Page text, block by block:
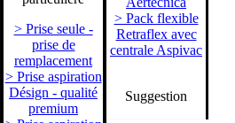
> Prise seule -
prise de
remplacement
> Prise aspiration
Désign - qualité
premium
> Pack flexible
Retraflex avec
centrale Aspivac
Suggestion